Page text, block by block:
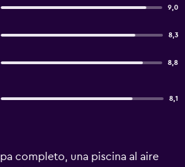
9,0
8,3
8,8
8,1
completo, una piscina al aire